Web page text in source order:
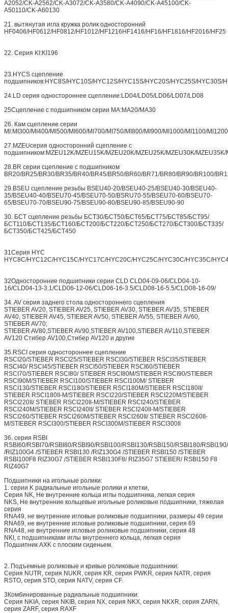
A2052/CK-A2562/CK-A3072/CK-A3580/CK-A4090/CK-A45100/CK-
A50110/CK-A60130
21. вытянутая игла кружка ролик односторонний
HF0406/HF0612/HF0812/HF1012/HF1216HF1416/HF16/HF1816/HF2016/HF25
22. Серия KI:KI196
23.HYCS сцепление
подшипников:HYC8S/HYC10S/HYC12S/HYC15S/HYC20S/HYC25S/HYC30S/
24.LD серия одностороннее сцепление:LD04/LD05/LD06/LD07/LD08
25Сцепление с подшипником серии MA:MA20/MA30
26. Кам сцепление серии
MI:MI300/MI400/MI500/MI600/MI700/MI750/MI800/MI900/MI1000/MI1100/
27.MZEUсерия односторонний сцепление с
подшипником:MZEU12K/MZEU15K/MZEU20K/MZEU25K/MZEU30K/
28.BR серии сцепление с подшипником
BR20/BR25/BR30/BR35/BR40/BR45/BR50/BR60/BR71/BR80/BR90/BR100/
29.BSEU сцепление резьбы BSEU40-20/BSEU40-25/BSEU40-30/BSEU40-
35/BSEU40-40/BSEU70-45/BSEU70-50/BSRU70-55/BSEU70-60/BSEU70-
65/BSEU70-70/BSEU90-75/BSEU90-80/BSEU90-85/BSEU90-90
30. БСТ сцепление резьбы БСТ30/БСТ50/БСТ65/БСТ75/БСТ85/БСТ95/
БСТ110/БСТ135/БСТ160/БСТ200/БСТ220/БСТ250/БСТ270/БСТ300/БСТ335/
БСТ350/БСТ425/БСТ450
31Серия HYC
HYC8C/HYC12C/HYC15C/HYC17C/HYC20C/HYC25C/HYC30C/HYC35C/
32Односторонние подшипники серии CLD CLD04-09-06/CLD04-10-
16/CLD04-13-3.1/CLD06-12-06/CLD06-16-3.5/CLD08-16-5.5/CLD08-16-09/
34. AV серия заднего стола одностороннего сцепления
STIEBER AV20, STIEBER AV25, STIEBER AV30, STIEBER AV35, STIEBER
AV40, STIEBER AV45, STIEBER AV50, STIEBER AV55, STIEBER AV60,
STIEBER AV70;
STIEBER AV80,STIEBER AV90,STIEBER AV100,STIEBER AV110,STIEBER
AV120 Стибер AV100,Стибер AV120 и другие
35.RSCI серия одностороннее сцепление
RSCI20/STIEBER RSCI25/STIEBER RSCI30/STIEBER RSCI35/STIEBER
RSCI40/ RSCI45/STIEBER RSCI50/STIEBER RSCI60/STIEBER
RSCI70/STIEBER RSCI80/ STIEBER RSCI80M/STIEBER RSCI90/STIEBER
RSCI90M/STIEBER RSCI100/STIEBER RSCI100M/ STIEBER
RSCI130/STIEBER RSCI180/STIEBER RSCI180M/STIEBER RSCI180II/
STIEBER RSCI180II-M/STIEBER RSCI220/STIEBER RSCI220M/STIEBER
RSCI220II/ STIEBER RSCI220II-M/STIEBER RSCI240/STIEBER
RSCI240M/STIEBER RSCI240II/ STIEBER RSCI240II-M/STIEBER
RSCI260/STIEBER RSCI260M/STIEBER RSCI260II/ STIEBER RSCI260II-
M/STIEBER RSCI300/STIEBER RSCI300M/STIEBER RSCI300II
36. серия RSBI
RSBI60/RSBI70/RSBI80/RSBI90/RSBI100/RSBI130/RSBI150/RSBI180/
/RIZ100G4 /STIEBER RSBI130 /RIZ130G4 /STIEBER RSBI150 /STIEBER
RSBI100F8 RIZ30G7 /STIEBER RSBI130F8/ RIZ35G7 STIEBER/ RSBI150 F8
RIZ40G7
Подшипники на игольные ролики:
1. серии K радиальные игольные ролики и клетки,
Серия NK, Не внутренние кольца иглы подшипника, легкая серия
NKS, Не внутренние кольцевые игольные роликовые подшипники, тяжелая
серия
RNA49, не внутренние игловые роликовые подшипники, размеры 49 серии
RNA69, не внутренние игловые роликовые подшипники, серия 69
RNA48, не внутренние игловые роликовые подшипники, серия 48
NKI, с подшипниками иглы внутреннего кольца, легкая серия
Подшипник AXK с плоским сиденьем.
2. Подъемные роликовые и кривые роликовые подшипники:
Серия NUTR, серия NUKR, серия KR, серия PWKR, серия NATR, серия
RSTO, серия STO, серия NATV, серия CF.
3Комбинированные радиальные подшипники:
Серия NKIA, серия NKIB, серия NX, серия NKX, серия NKXR, серия ZARN,
серия ZARF, серия RAXF